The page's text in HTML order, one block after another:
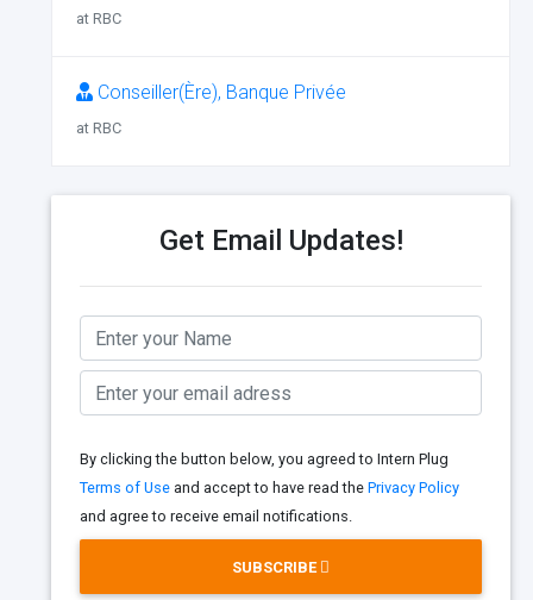
at RBC
Conseiller(Ère), Banque Privée
at RBC
Get Email Updates!
By clicking the button below, you agreed to Intern Plug
Terms of Use and accept to have read the Privacy Policy
and agree to receive email notifications.
SUBSCRIBE